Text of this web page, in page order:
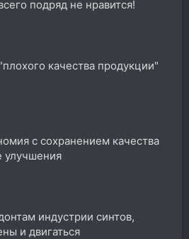
подряд не нравится!
качества продукции"
с сохранением качества
улучшения
индустрии синтов,
и двигаться